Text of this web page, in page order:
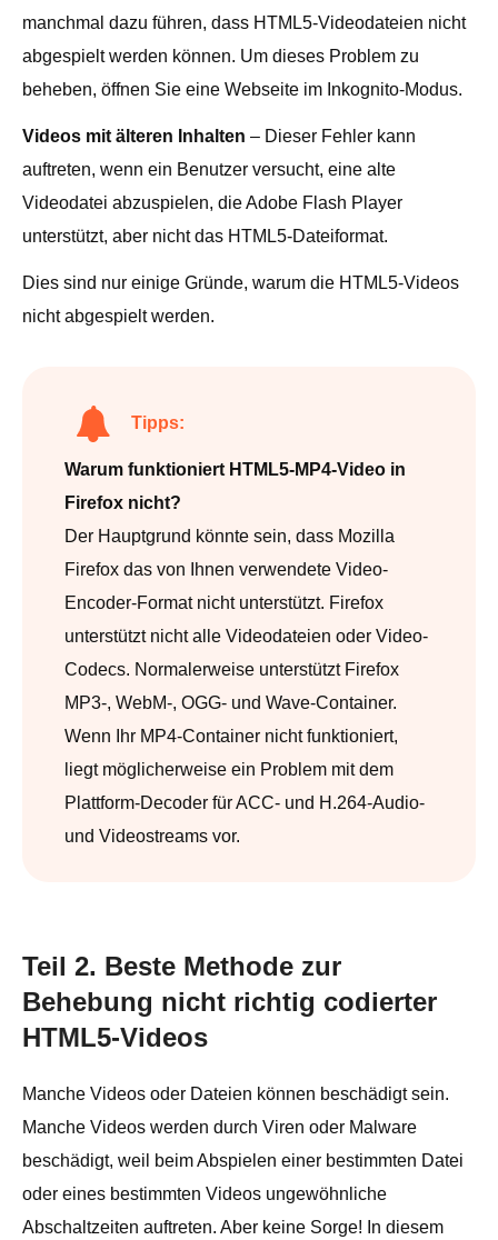
manchmal dazu führen, dass HTML5-Videodateien nicht
abgespielt werden können. Um dieses Problem zu
beheben, öffnen Sie eine Webseite im Inkognito-Modus.
Videos mit älteren Inhalten – Dieser Fehler kann
auftreten, wenn ein Benutzer versucht, eine alte
Videodatei abzuspielen, die Adobe Flash Player
unterstützt, aber nicht das HTML5-Dateiformat.
Dies sind nur einige Gründe, warum die HTML5-Videos
nicht abgespielt werden.
Tipps:
Warum funktioniert HTML5-MP4-Video in
Firefox nicht?
Der Hauptgrund könnte sein, dass Mozilla
Firefox das von Ihnen verwendete Video-
Encoder-Format nicht unterstützt. Firefox
unterstützt nicht alle Videodateien oder Video-
Codecs. Normalerweise unterstützt Firefox
MP3-, WebM-, OGG- und Wave-Container.
Wenn Ihr MP4-Container nicht funktioniert,
liegt möglicherweise ein Problem mit dem
Plattform-Decoder für ACC- und H.264-Audio-
und Videostreams vor.
Teil 2. Beste Methode zur
Behebung nicht richtig codierter
HTML5-Videos
Manche Videos oder Dateien können beschädigt sein.
Manche Videos werden durch Viren oder Malware
beschädigt, weil beim Abspielen einer bestimmten Datei
oder eines bestimmten Videos ungewöhnliche
Abschaltzeiten auftreten. Aber keine Sorge! In diesem